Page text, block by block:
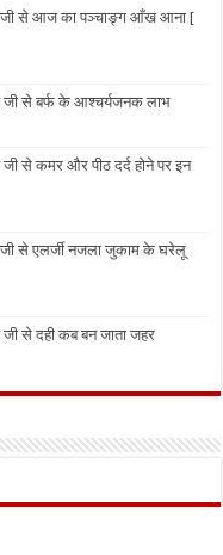
जी से आज का पञ्चाङ्ग आँख आना [
जी से बर्फ के आश्चर्यजनक लाभ
जी से कमर और पीठ दर्द होने पर इन
जी से एलर्जी नजला जुकाम के घरेलू
जी से दही कब बन जाता जहर